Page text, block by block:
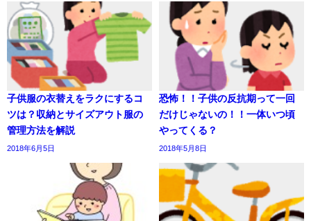
子供服の衣替えをラクにするコ
ツは？収納とサイズアウト服の
管理方法を解説
2018年6月5日
恐怖！！子供の反抗期って一回
だけじゃないの！！一体いつ頃
やってくる？
2018年5月8日